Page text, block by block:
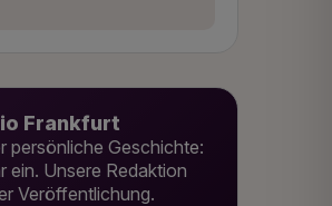
Frankfurt
persönliche Geschichte:
ein. Unsere Redaktion
Veröffentlichung.